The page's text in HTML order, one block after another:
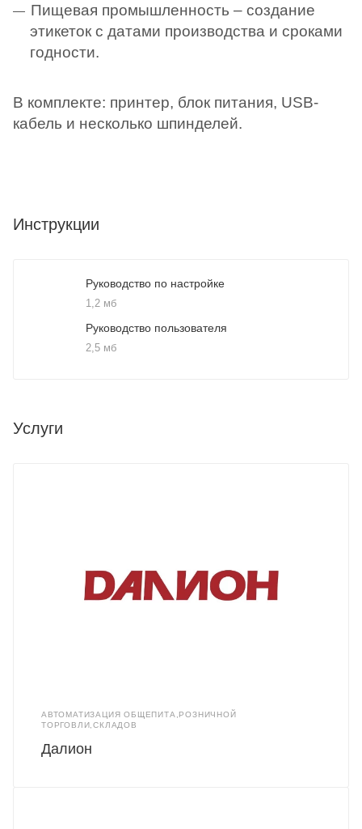
Пищевая промышленность – создание
этикеток с датами производства и сроками
годности.
В комплекте: принтер, блок питания, USB-
кабель и несколько шпинделей.
Инструкции
Руководство по настройке
1,2 мб
Руководство пользователя
2,5 мб
Услуги
АВТОМАТИЗАЦИЯ ОБЩЕПИТА,РОЗНИЧНОЙ
ТОРГОВЛИ,СКЛАДОВ
Далион